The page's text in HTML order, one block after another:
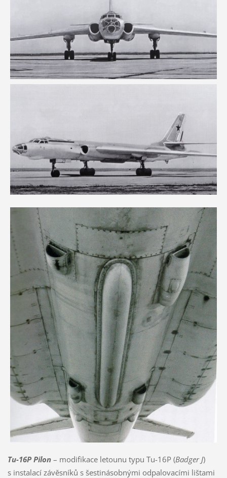
Tu-16P Pilon – modifikace letounu typu Tu-16P (Badger J)
s instalací závěsníků s šestinásobnými odpalovacími lištami